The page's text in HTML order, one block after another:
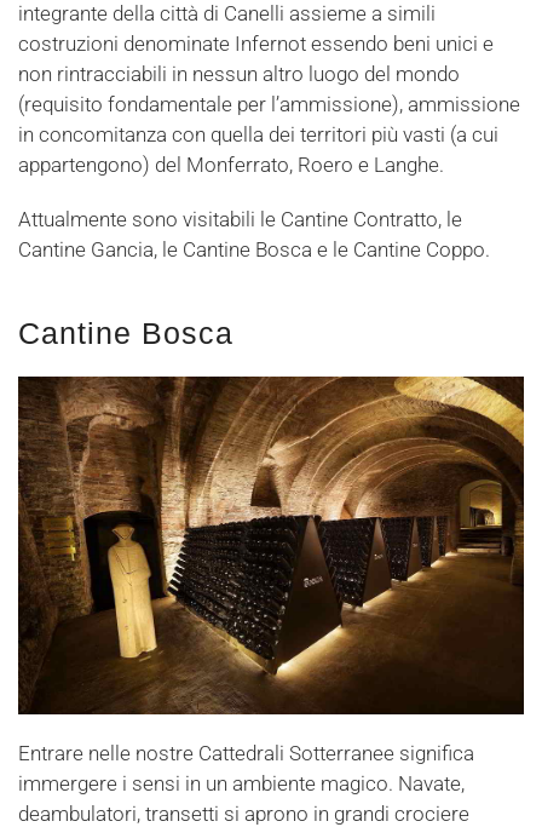
integrante della città di Canelli assieme a simili
costruzioni denominate Infernot essendo beni unici e
non rintracciabili in nessun altro luogo del mondo
(requisito fondamentale per l’ammissione), ammissione
in concomitanza con quella dei territori più vasti (a cui
appartengono) del Monferrato, Roero e Langhe.
Attualmente sono visitabili le Cantine Contratto, le
Cantine Gancia, le Cantine Bosca e le Cantine Coppo.
Cantine Bosca
Entrare nelle nostre Cattedrali Sotterranee significa
immergere i sensi in un ambiente magico. Navate,
deambulatori, transetti si aprono in grandi crociere